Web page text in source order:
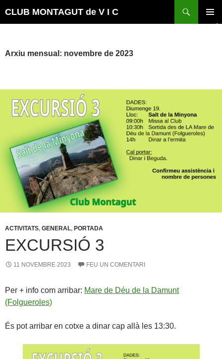
CLUB MONTAGUT de V I C
Arxiu mensual: novembre de 2023
ACTIVITATS, GENERAL, PORTADA
EXCURSIÓ 3
11 NOVEMBRE 2023 FEU UN COMENTARI
Per + info com arribar: Mare de Déu de la Damunt
(Folgueroles)
És pot arribar en cotxe a dinar cap allà les 13:30.